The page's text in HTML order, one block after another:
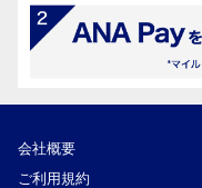
会社概要
ご利用規約